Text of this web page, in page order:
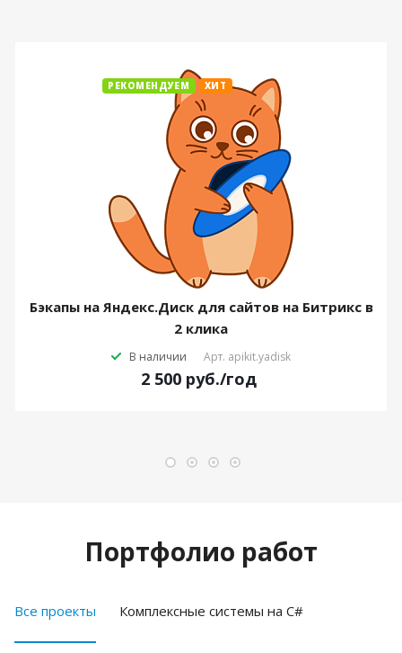
РЕКОМЕНДУЕМ ХИТ
Бэкапы на Яндекс.Диск для сайтов на Битрикс в
2 клика
В наличии Арт. apikit.yadisk
2 500 руб./год
Портфолио работ
Все проекты Комплексные системы на C#